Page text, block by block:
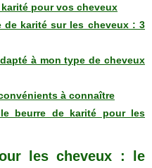
pour vos cheveux
de karité sur les cheveux : 3
à mon type de cheveux
à connaître
beurre de karité pour les
les cheveux : le